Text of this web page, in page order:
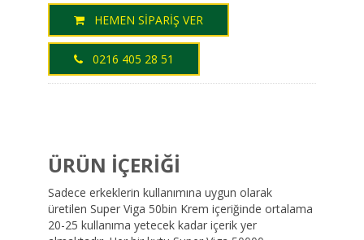
HEMEN SİPARİŞ VER
0216 405 28 51
ÜRÜN İÇERİĞİ
Sadece erkeklerin kullanımına uygun olarak
üretilen Super Viga 50bin Krem içeriğinde ortalama
20-25 kullanıma yetecek kadar içerik yer